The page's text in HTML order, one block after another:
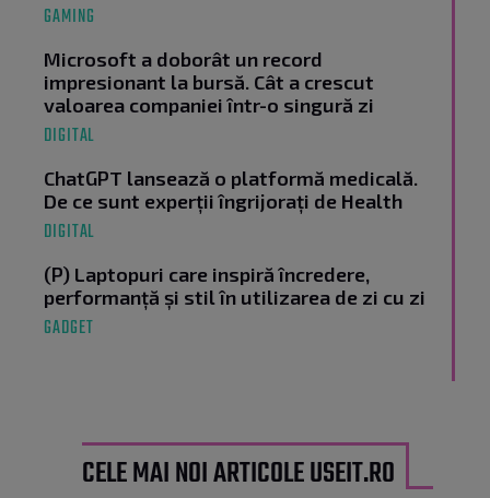
GAMING
Microsoft a doborât un record
impresionant la bursă. Cât a crescut
valoarea companiei într-o singură zi
DIGITAL
ChatGPT lansează o platformă medicală.
De ce sunt experții îngrijorați de Health
DIGITAL
(P) Laptopuri care inspiră încredere,
performanță și stil în utilizarea de zi cu zi
GADGET
CELE MAI NOI ARTICOLE USEIT.RO